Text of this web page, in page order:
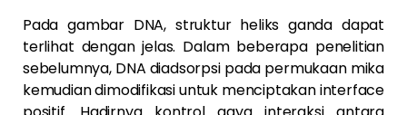
Pada gambar DNA, struktur heliks ganda dapat
terlihat dengan jelas. Dalam beberapa penelitian
sebelumnya, DNA diadsorpsi pada permukaan mika
kemudian dimodifikasi untuk menciptakan interface